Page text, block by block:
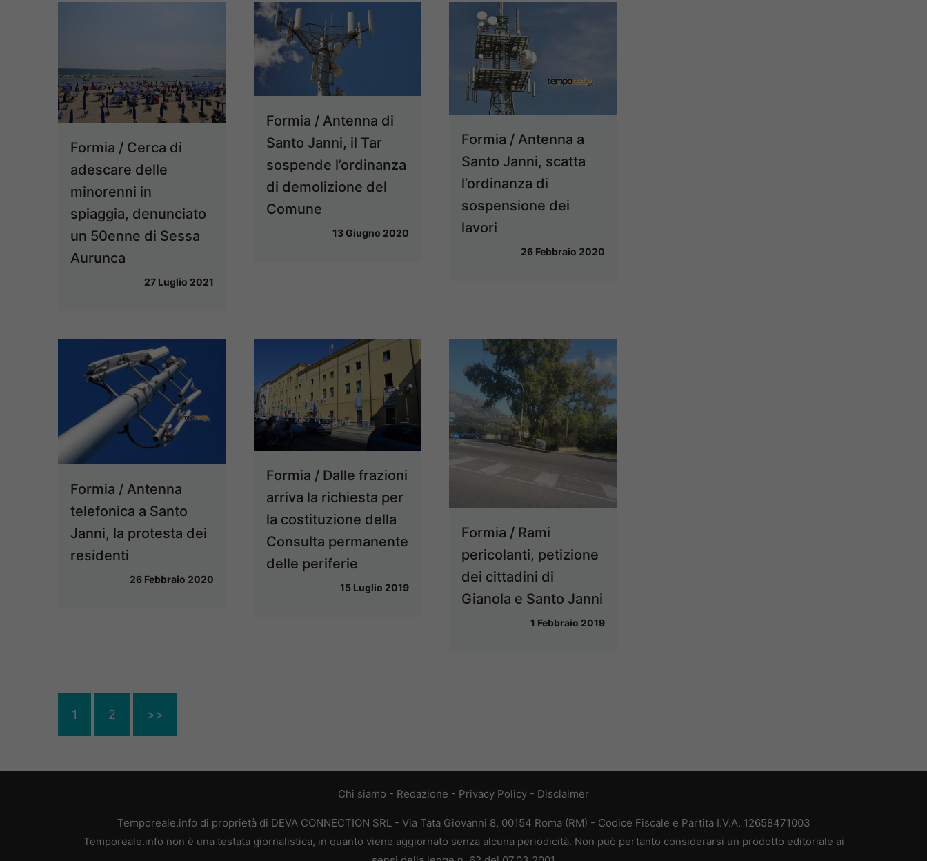
Formia / Cerca di
adescare delle
minorenni in
spiaggia, denunciato
un 50enne di Sessa
Aurunca
27 Luglio 2021
Formia / Antenna di
Santo Janni, il Tar
sospende l’ordinanza
di demolizione del
Comune
13 Giugno 2020
Formia / Antenna a
Santo Janni, scatta
l’ordinanza di
sospensione dei
lavori
26 Febbraio 2020
Formia / Antenna
telefonica a Santo
Janni, la protesta dei
residenti
26 Febbraio 2020
Formia / Dalle frazioni
arriva la richiesta per
la costituzione della
Consulta permanente
delle periferie
15 Luglio 2019
Formia / Rami
pericolanti, petizione
dei cittadini di
Gianola e Santo Janni
1 Febbraio 2019
1 2 >>
Chi siamo - Redazione - Privacy Policy - Disclaimer
Temporeale.info di proprietà di DEVA CONNECTION SRL - Via Tata Giovanni 8, 00154 Roma (RM) - Codice Fiscale e Partita I.V.A. 12658471003
Temporeale.info non è una testata giornalistica, in quanto viene aggiornato senza alcuna periodicità. Non può pertanto considerarsi un prodotto editoriale ai